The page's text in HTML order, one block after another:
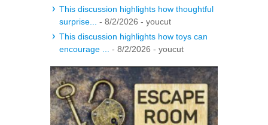
This discussion highlights how thoughtful
surprise... - 8/2/2026 - youcut
This discussion highlights how toys can
encourage ...
- 8/2/2026 - youcut